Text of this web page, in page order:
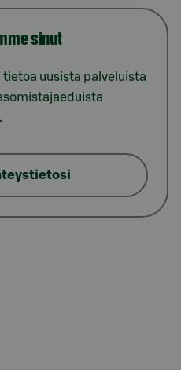
sinut
uusista palveluista